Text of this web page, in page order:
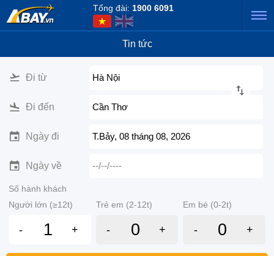
Tổng đài: 1900 6091
Tin tức
Đi từ Hà Nội
Đi đến Cần Thơ
Ngày đi T.Bảy, 08 tháng 08, 2026
Ngày về --/--/----
Số hành khách
Người lớn (≥12t)
Trẻ em (2-12t) Em bé (0-2t)
- + - + - +